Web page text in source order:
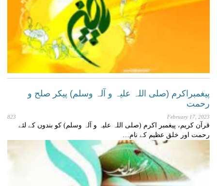
پیغمبراکرم (صلی اللہ علیہ و آلہ وسلم) پیکر صلح و
رحمت
February 17, 2023
823
قرآن کریم، پیغمبر اکرم (صلی اللہ علیہ و آلہ وسلم) کو بندوں کے لئے
رحمت اور خلق عظیم کے نام…